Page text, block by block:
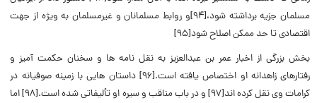
مسلمان جزیه برداشته شود،[۹۴]و روابط مسلمانان و غیرمسلمان به ویژه از جهت
اقتصادی تا حد ممکن اصلاح شود[۹۵]
بخش بزرگی از اخبار عمر بن عبدالعزیز به نقل نامه ها و سخنان حکمت آمیز و
رفتارهای زاهدانه او اختصاص یافته است.[۹۶] داستان هایی با زمینه صوفیانه در
کرامات وی نقل کرده اند[۹۷] و در باب مناقب و سیره او تألیفاتی شده‌ است.[۹۸] اما